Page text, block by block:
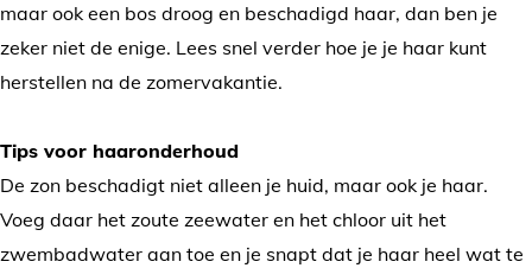
maar ook een bos droog en beschadigd haar, dan ben je
zeker niet de enige. Lees snel verder hoe je je haar kunt
herstellen na de zomervakantie.
Tips voor haaronderhoud
De zon beschadigt niet alleen je huid, maar ook je haar.
Voeg daar het zoute zeewater en het chloor uit het
zwembadwater aan toe en je snapt dat je haar heel wat te